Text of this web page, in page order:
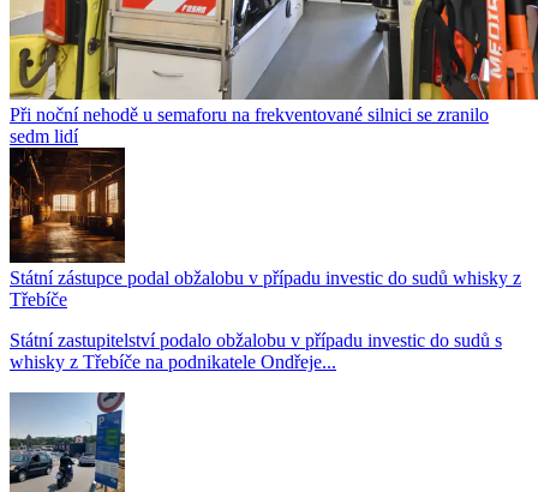
Při noční nehodě u semaforu na frekventované silnici se zranilo
sedm lidí
Státní zástupce podal obžalobu v případu investic do sudů whisky z
Třebíče
Státní zastupitelství podalo obžalobu v případu investic do sudů s
whisky z Třebíče na podnikatele Ondřeje...